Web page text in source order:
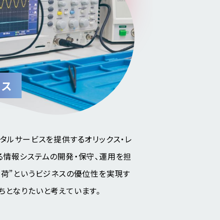
サービスを提供するオリックス・レ
報システムの開発・保守、運用を担
”というビジネスの優位性を実現す
なりたいと考えています。